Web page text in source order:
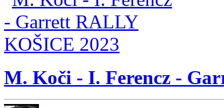
M. Koči - I. Ferencz -